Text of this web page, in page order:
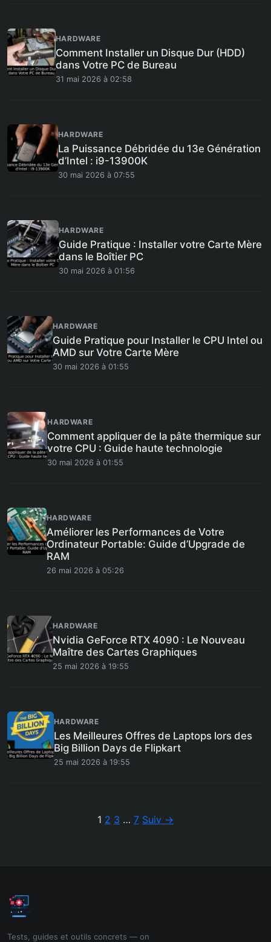
HARDWARE
Comment Installer un Disque Dur (HDD)
dans Votre PC de Bureau
31 mai 2026 à 02:58
HARDWARE
La Puissance Débridée du 13e Génération
d’Intel : i9-13900K
30 mai 2026 à 07:55
HARDWARE
Guide Pratique : Installer votre Carte Mère
dans le Boîtier PC
30 mai 2026 à 01:56
HARDWARE
Guide Pratique pour Installer le CPU Intel ou
AMD sur Votre Carte Mère
30 mai 2026 à 01:55
HARDWARE
Comment appliquer de la pâte thermique sur
votre CPU : Guide haute technologie
30 mai 2026 à 01:55
HARDWARE
Améliorer les Performances de Votre
Ordinateur Portable: Guide d’Upgrade de
RAM
26 mai 2026 à 05:26
HARDWARE
Nvidia GeForce RTX 4090 : Le Nouveau
Maître des Cartes Graphiques
25 mai 2026 à 19:55
HARDWARE
Les Meilleures Offres de Laptops lors des
Big Billion Days de Flipkart
25 mai 2026 à 19:55
Pagination
1 2 3 … 7 Suiv →
Tests, guides et outils concrets — on